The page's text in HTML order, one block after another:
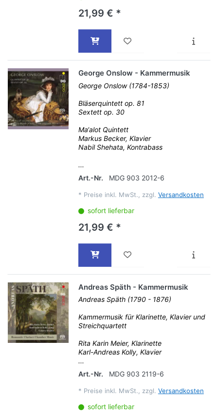
21,99 € *
George Onslow - Kammermusik
George Onslow (1784-1853)
Bläserquintett op. 81
Sextett op. 30
Ma‘alot Quintett
Markus Becker, Klavier
Nabil Shehata, Kontrabass
...
Art.-Nr.
MDG 903 2012-6
* Preise inkl. MwSt., zzgl. Versandkosten
sofort lieferbar
21,99 € *
Andreas Späth - Kammermusik
Andreas Späth (1790 - 1876)
Kammermusik für Klarinette, Klavier und
Streichquartett
Rita Karin Meier, Klarinette
Karl-Andreas Kolly, Klavier
...
Art.-Nr.
MDG 903 2119-6
* Preise inkl. MwSt., zzgl. Versandkosten
sofort lieferbar